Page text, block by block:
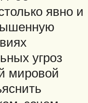
явно и
угроз
мировой